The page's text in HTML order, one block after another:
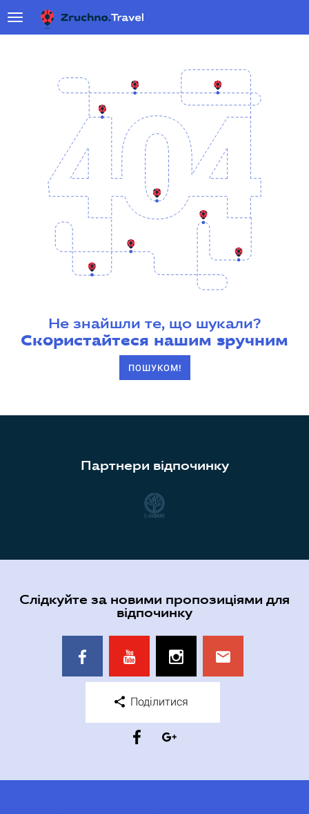
Не знайшли те, що шукали?
Скористайтеся нашим зручним
ПОШУКОМ!
Партнери відпочинку
Слідкуйте за новими пропозиціями для
відпочинку
Поділитися